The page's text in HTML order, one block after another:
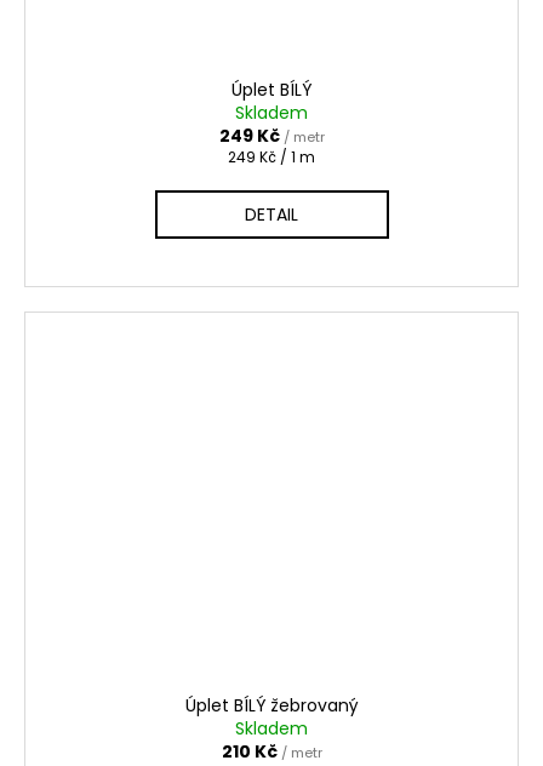
Úplet BÍLÝ
Skladem
249 Kč / metr
Měrná
249 Kč / 1 m
DETAIL
Úplet BÍLÝ žebrovaný
Skladem
210 Kč / metr